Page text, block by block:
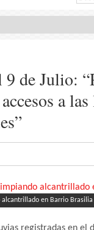
de Julio:
a
en Barrio Brasilia